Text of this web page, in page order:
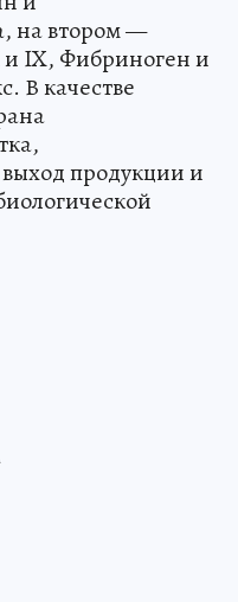
на втором —
IX, Фибриноген и
В качестве
продукции и